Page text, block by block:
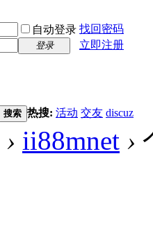
自动登录 找回密码
登录
立即注册
搜索 热搜: 活动 交友 discuz
› ii88mnet ›